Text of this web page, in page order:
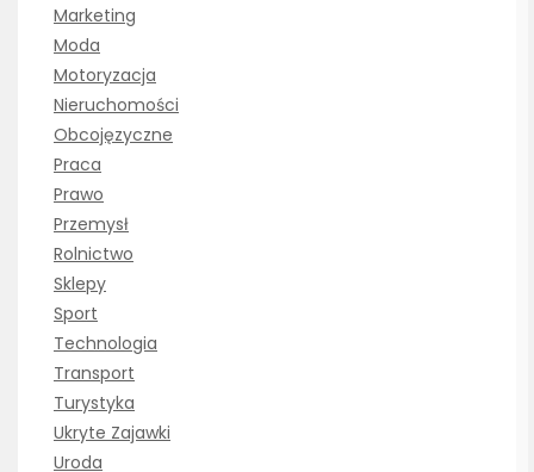
Marketing
Moda
Motoryzacja
Nieruchomości
Obcojęzyczne
Praca
Prawo
Przemysł
Rolnictwo
Sklepy
Sport
Technologia
Transport
Turystyka
Ukryte Zajawki
Uroda